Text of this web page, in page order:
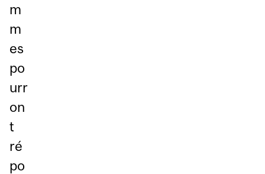
m
m
es
po
urr
on
t
ré
po